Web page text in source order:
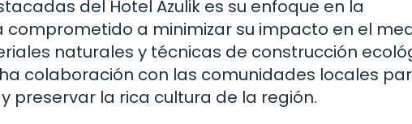
del Hotel Azulik es su enfoque en la
comprometido a minimizar su impacto en el
naturales y técnicas de construcción
colaboración con las comunidades locales
preservar la rica cultura de la región.